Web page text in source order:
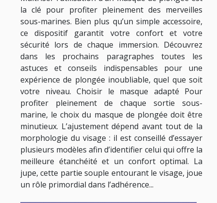
la clé pour profiter pleinement des merveilles
sous-marines. Bien plus qu’un simple accessoire,
ce dispositif garantit votre confort et votre
sécurité lors de chaque immersion. Découvrez
dans les prochains paragraphes toutes les
astuces et conseils indispensables pour une
expérience de plongée inoubliable, quel que soit
votre niveau. Choisir le masque adapté Pour
profiter pleinement de chaque sortie sous-
marine, le choix du masque de plongée doit être
minutieux. L’ajustement dépend avant tout de la
morphologie du visage : il est conseillé d’essayer
plusieurs modèles afin d’identifier celui qui offre la
meilleure étanchéité et un confort optimal. La
jupe, cette partie souple entourant le visage, joue
un rôle primordial dans l’adhérence...